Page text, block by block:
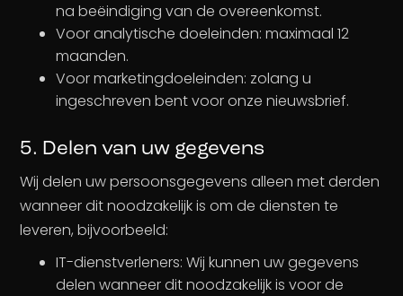
na beëindiging van de overeenkomst.
Voor analytische doeleinden: maximaal 12
maanden.
Voor marketingdoeleinden: zolang u
ingeschreven bent voor onze nieuwsbrief.
5. Delen van uw gegevens
Wij delen uw persoonsgegevens alleen met derden
wanneer dit noodzakelijk is om de diensten te
leveren, bijvoorbeeld:
IT-dienstverleners: Wij kunnen uw gegevens
delen wanneer dit noodzakelijk is voor de